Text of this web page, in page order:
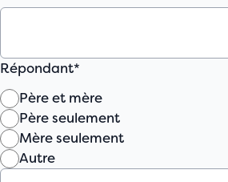
Répondant*
Père et mère
Père seulement
Mère seulement
Autre